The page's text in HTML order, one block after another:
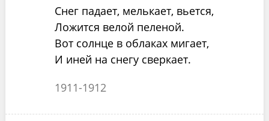
Снег падает, мелькает, вьется,
Ложится велой пеленой.
Вот солнце в облаках мигает,
И иней на снегу сверкает.
1911-1912